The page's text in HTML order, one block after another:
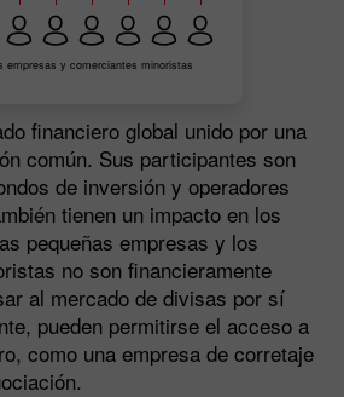
empresas y comerciantes minoristas
financiero global unido por una
común. Sus participantes son
de inversión y operadores
tienen un impacto en los
pequeñas empresas y los
no son financieramente
al mercado de divisas por sí
pueden permitirse el acceso a
como una empresa de corretaje